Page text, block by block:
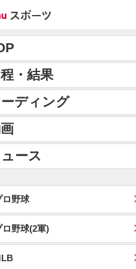
程・結果
ーディング
ース
ロ野球
ロ野球(2軍)